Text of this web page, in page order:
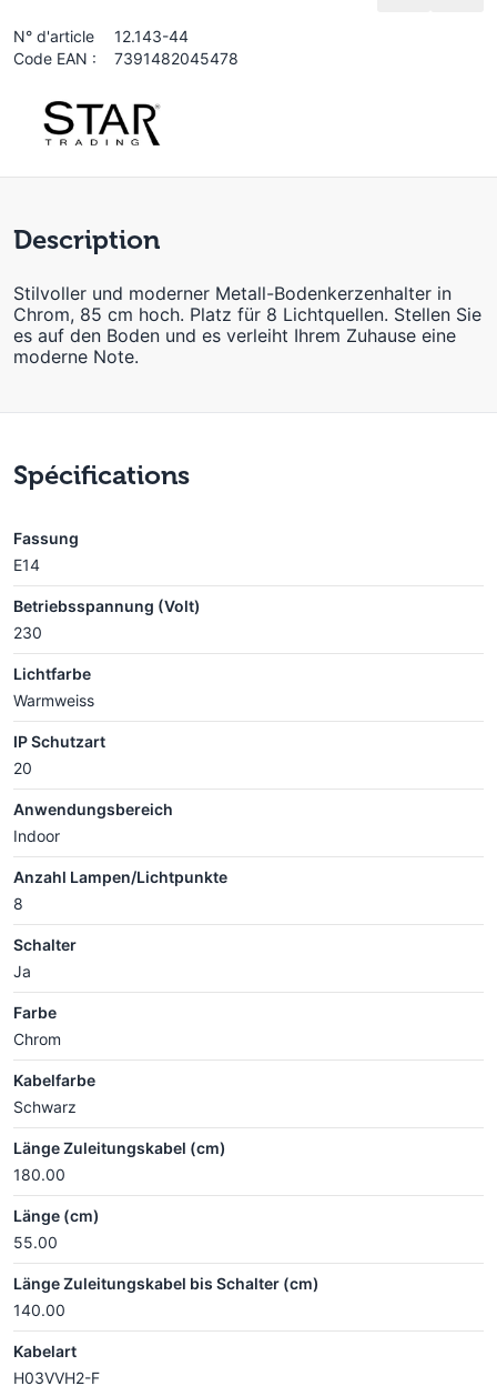
N° d'article
12.143-44
Code EAN :
7391482045478
Description
Stilvoller und moderner Metall-Bodenkerzenhalter in
Chrom, 85 cm hoch. Platz für 8 Lichtquellen. Stellen Sie
es auf den Boden und es verleiht Ihrem Zuhause eine
moderne Note.
Spécifications
Fassung
E14
Betriebsspannung (Volt)
230
Lichtfarbe
Warmweiss
IP Schutzart
20
Anwendungsbereich
Indoor
Anzahl Lampen/Lichtpunkte
8
Schalter
Ja
Farbe
Chrom
Kabelfarbe
Schwarz
Länge Zuleitungskabel (cm)
180.00
Länge (cm)
55.00
Länge Zuleitungskabel bis Schalter (cm)
140.00
Kabelart
H03VVH2-F